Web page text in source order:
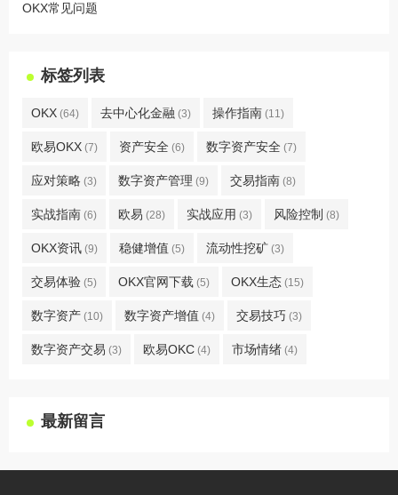
OKX常见问题
标签列表
OKX (64) 去中心化金融 (3) 操作指南 (11)
欧易OKX (7) 资产安全 (6) 数字资产安全 (7)
应对策略 (3) 数字资产管理 (9) 交易指南 (8)
实战指南 (6) 欧易 (28) 实战应用 (3) 风险控制 (8)
OKX资讯 (9) 稳健增值 (5) 流动性挖矿 (3)
交易体验 (5) OKX官网下载 (5) OKX生态 (15)
数字资产 (10) 数字资产增值 (4) 交易技巧 (3)
数字资产交易 (3) 欧易OKC (4) 市场情绪 (4)
最新留言